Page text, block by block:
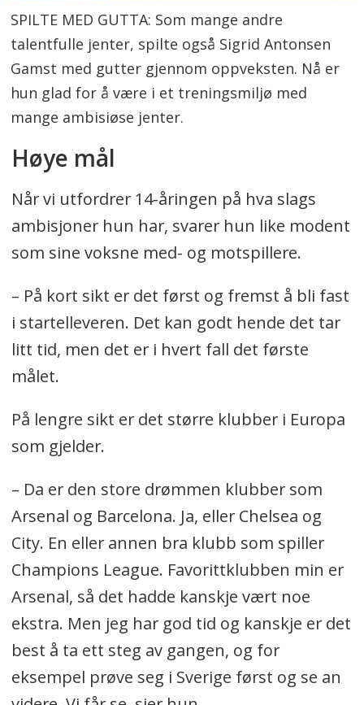
SPILTE MED GUTTA: Som mange andre
talentfulle jenter, spilte også Sigrid Antonsen
Gamst med gutter gjennom oppveksten. Nå er
hun glad for å være i et treningsmiljø med
mange ambisiøse jenter.
Høye mål
Når vi utfordrer 14-åringen på hva slags
ambisjoner hun har, svarer hun like modent
som sine voksne med- og motspillere.
– På kort sikt er det først og fremst å bli fast
i startelleveren. Det kan godt hende det tar
litt tid, men det er i hvert fall det første
målet.
På lengre sikt er det større klubber i Europa
som gjelder.
– Da er den store drømmen klubber som
Arsenal og Barcelona. Ja, eller Chelsea og
City. En eller annen bra klubb som spiller
Champions League. Favorittklubben min er
Arsenal, så det hadde kanskje vært noe
ekstra. Men jeg har god tid og kanskje er det
best å ta ett steg av gangen, og for
eksempel prøve seg i Sverige først og se an